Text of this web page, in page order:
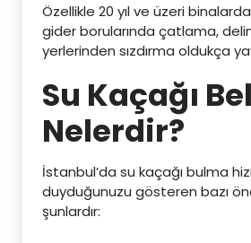
Özellikle 20 yıl ve üzeri
gider borularında çatlama,
yerlerinden sızdırma oldukça
Su Kaçağı
Nelerdir?
İstanbul’da su kaçağı bulma
duyduğunuzu gösteren bazı
şunlardır: